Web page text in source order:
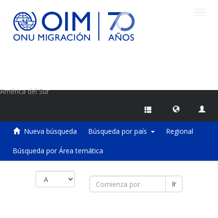
América del Sur
Nueva búsqueda Búsqueda por país Regional
Búsqueda por Área temática
Ir